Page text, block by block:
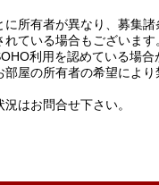
所有者が異なり、募集諸
ている場合もございます
利用を認めている場合
屋の所有者の希望によ
はお問合せ下さい。